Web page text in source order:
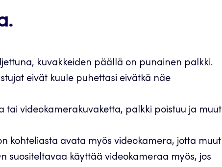
kuvakkeiden päällä on punainen palkki.
eivät kuule puhettasi eivätkä näe
tai videokamerakuvaketta, palkki poistuu ja muut
kohteliasta avata myös videokamera, jotta muut
suositeltavaa käyttää videokameraa myös, jos